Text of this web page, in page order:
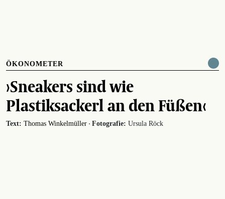
ÖKONOMETER
›Sneakers sind wie
Plastiksackerl an den Füßen‹
Text: Thomas Winkelmüller · Fotografie: Ursula Röck